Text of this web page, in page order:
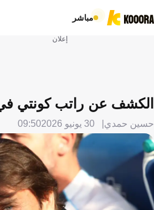
مباشر
إعلان
الكشف عن راتب كونتي
حسين حمدي 30 يونيو 2026 09:50